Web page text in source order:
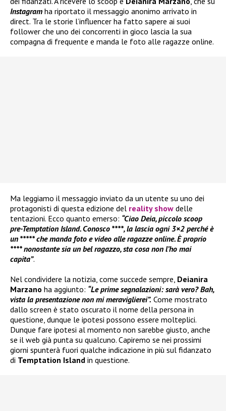
Instagram ha riportato il messaggio anonimo arrivato in
direct. Tra le storie l’influencer ha fatto sapere ai suoi
follower che uno dei concorrenti in gioco lascia la sua
compagna di frequente e manda le foto alle ragazze online.
Ma leggiamo il messaggio inviato da un utente su uno dei
protagonisti di questa edizione del reality show delle
tentazioni. Ecco quanto emerso: “Ciao Deia, piccolo scoop
pre-Temptation Island. Conosco ****, la lascia ogni 3×2 perché è
un ***** che manda foto e video alle ragazze online. È proprio
**** nonostante sia un bel ragazzo, sta cosa non l’ho mai
capita”.
Nel condividere la notizia, come succede sempre, Deianira
Marzano ha aggiunto: “Le prime segnalazioni: sarà vero? Bah,
vista la presentazione non mi meraviglierei”. Come mostrato
dallo screen è stato oscurato il nome della persona in
questione, dunque le ipotesi possono essere molteplici.
Dunque fare ipotesi al momento non sarebbe giusto, anche
se il web già punta su qualcuno. Capiremo se nei prossimi
giorni spunterà fuori qualche indicazione in più sul fidanzato
di Temptation Island in questione.